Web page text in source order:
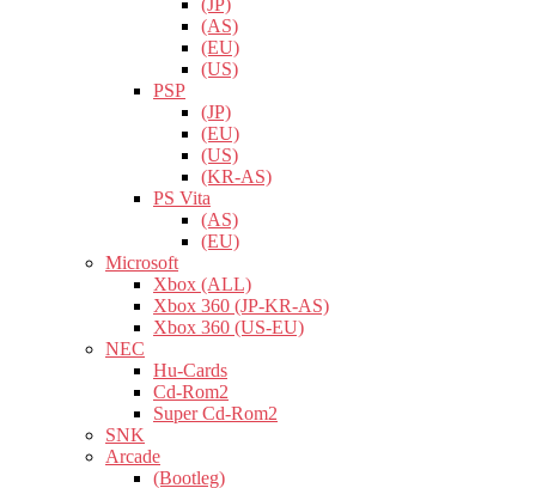
(JP)
(AS)
(EU)
(US)
PSP
(JP)
(EU)
(US)
(KR-AS)
PS Vita
(AS)
(EU)
Microsoft
Xbox (ALL)
Xbox 360 (JP-KR-AS)
Xbox 360 (US-EU)
NEC
Hu-Cards
Cd-Rom2
Super Cd-Rom2
SNK
Arcade
(Bootleg)